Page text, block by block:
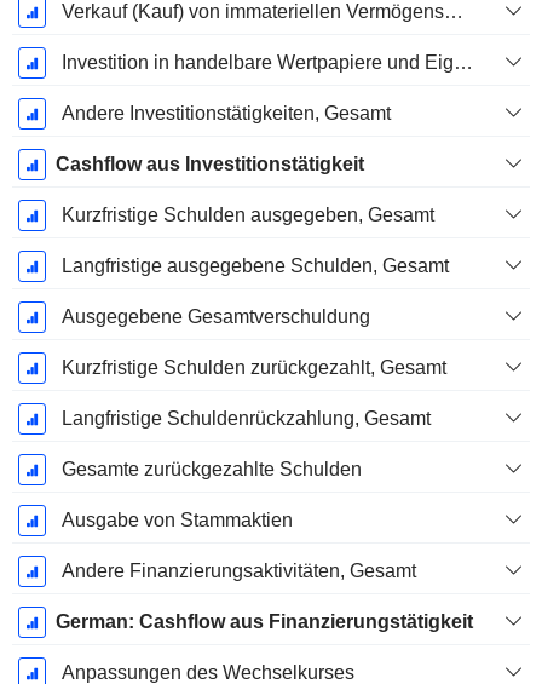
Verkauf (Kauf) von immateriellen Vermögenswerten
Investition in handelbare Wertpapiere und Eigenkapitalinstrumente, Gesamt
Andere Investitionstätigkeiten, Gesamt
Cashflow aus Investitionstätigkeit
Kurzfristige Schulden ausgegeben, Gesamt
Langfristige ausgegebene Schulden, Gesamt
Ausgegebene Gesamtverschuldung
Kurzfristige Schulden zurückgezahlt, Gesamt
Langfristige Schuldenrückzahlung, Gesamt
Gesamte zurückgezahlte Schulden
Ausgabe von Stammaktien
Andere Finanzierungsaktivitäten, Gesamt
German: Cashflow aus Finanzierungstätigkeit
Anpassungen des Wechselkurses